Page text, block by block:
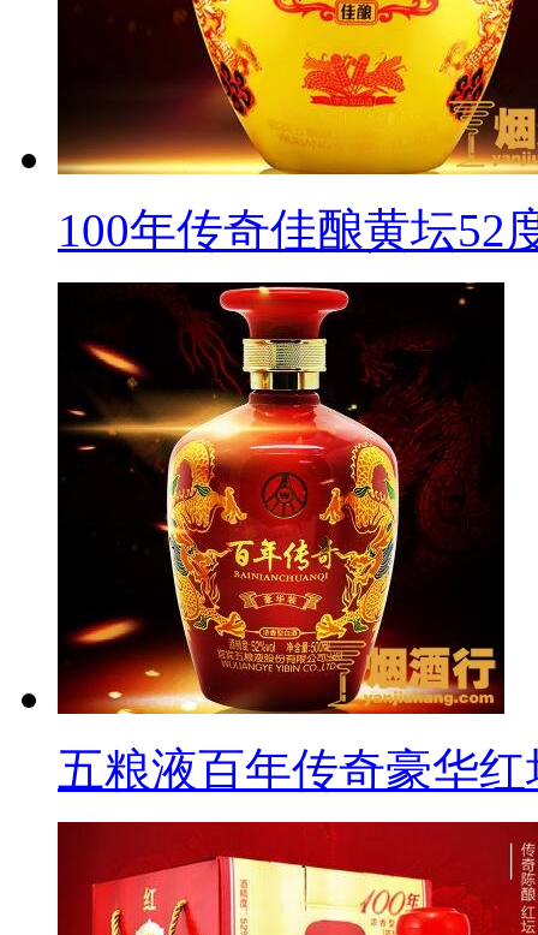
100年传奇佳酿黄坛52
五粮液百年传奇豪华红